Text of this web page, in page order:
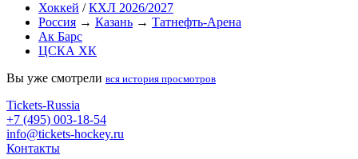
Хоккей /КХЛ 2026/2027
Россия → Казань → Татнефть-Арена
Ак Барс
ЦСКА ХК
Вы уже смотрели вся история просмотров
Tickets-Russia
+7 (495) 003-18-54
info@tickets-hockey.ru
Контакты